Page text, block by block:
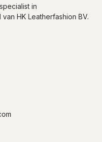
in
HK Leatherfashion BV.